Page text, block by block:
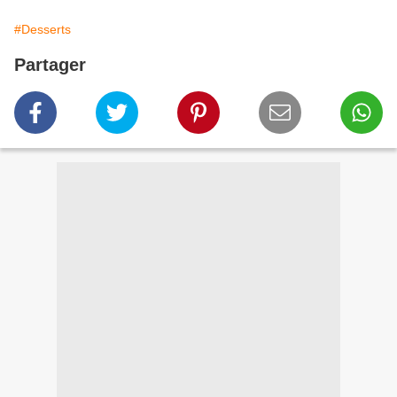
#Desserts
Partager